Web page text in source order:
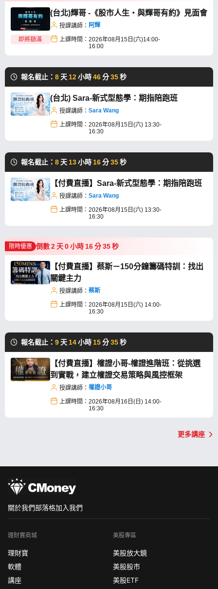
即將額滿
(台北)輝哥 -《股市人生・與輝哥有約》見面會
授課講師： 阿輝
上課時間： 2026年08月15日(六)14:00-
16:00
報名截止： 8 天12小時46分35秒
(台北) Sara-新式型態學：期指陪跑班
授課講師： Sara Wang
上課時間： 2026年08月15日(六) 13:30-
16:30
報名截止： 8 天13小時16分35秒
【付費直播】Sara-新式型態學：期指陪跑班
授課講師： Sara Wang
上課時間： 2026年08月15日(六) 13:30-
16:30
限時優惠 倒數2 天0小時16分35秒
【付費直播】蔡斯－150分鐘籌碼特訓：找出
關鍵主力
授課講師： 蔡斯
上課時間： 2026年08月15日(六) 14:00-
16:30
報名截止： 9 天14小時15分35秒
【付費直播】權證小哥-權證進階班：從挑選
到實戰，建立權證交易策略與風控框架
授課講師： 權證小哥
上課時間： 2026年08月16日(日) 14:00-
16:30
更多講座
關於我們部落格加入我們
理財寶商城
理財寶
軟體
講座
美股專區
美股放大鏡
美股股市
美股ETF